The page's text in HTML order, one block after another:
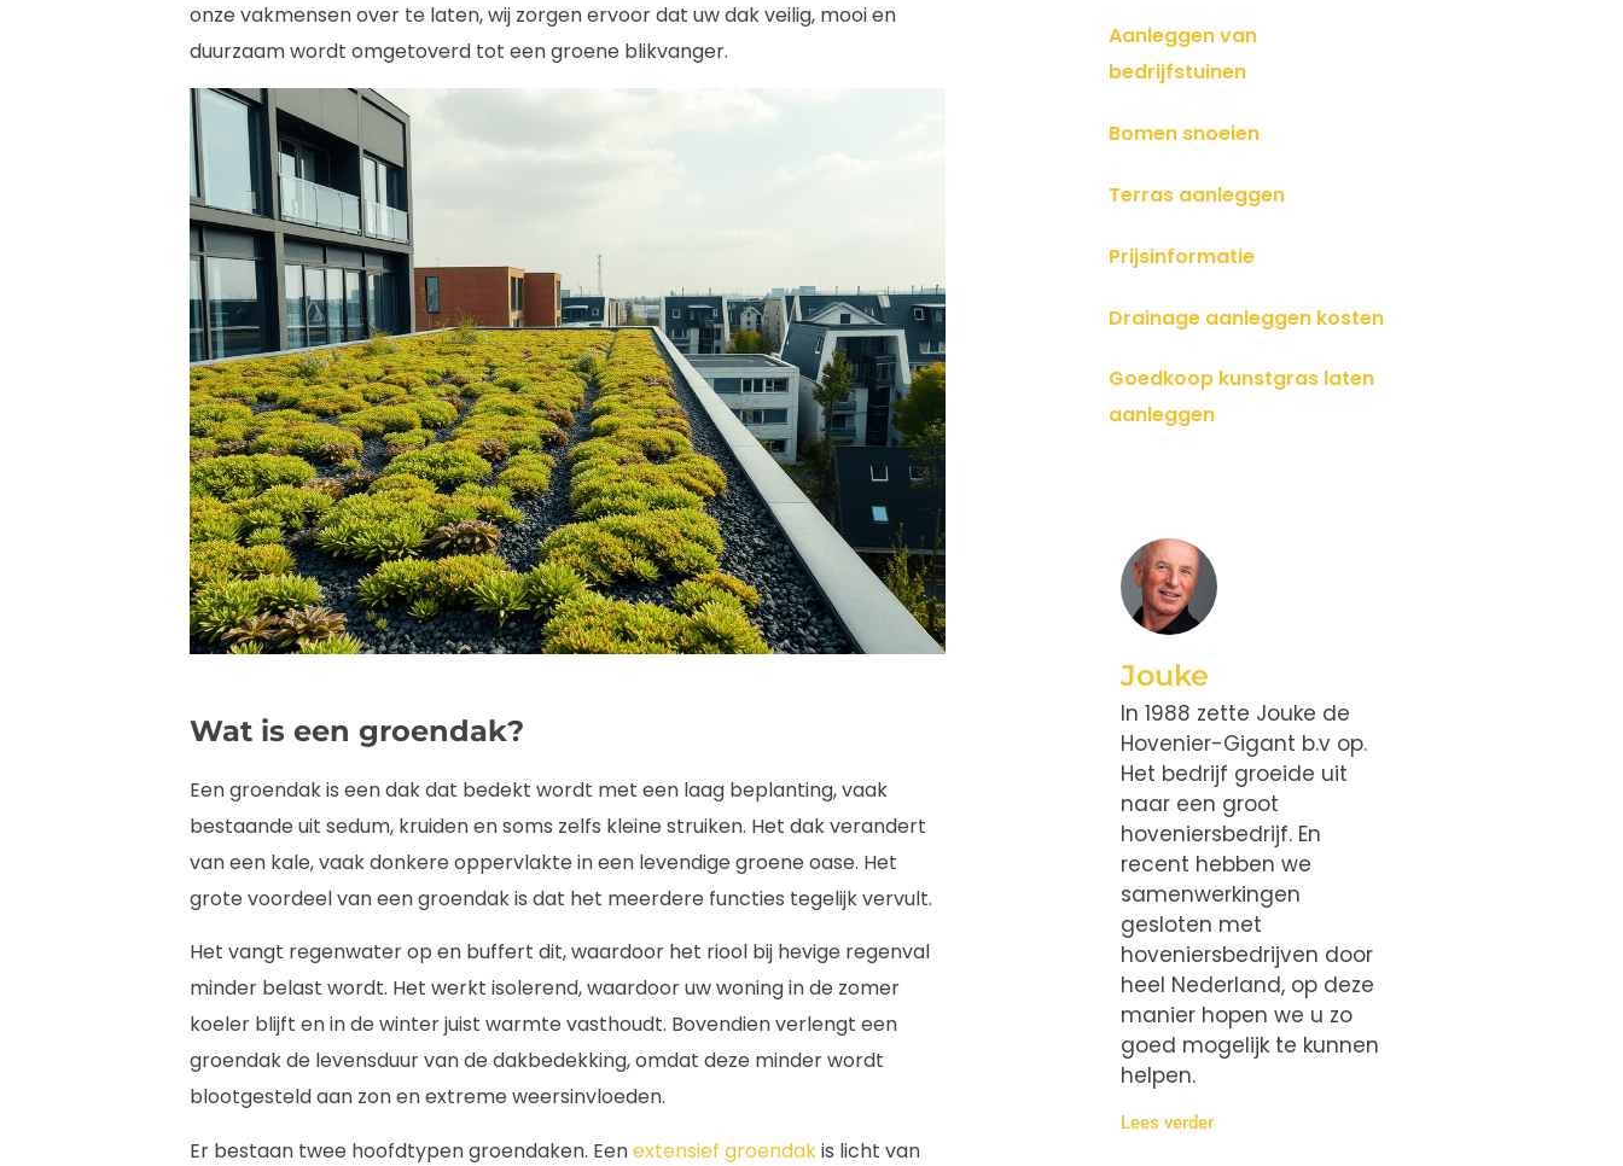
onze vakmensen over te laten, wij zorgen ervoor dat uw dak veilig, mooi en
duurzaam wordt omgetoverd tot een groene blikvanger.
Wat is een groendak?
Een groendak is een dak dat bedekt wordt met een laag beplanting, vaak
bestaande uit sedum, kruiden en soms zelfs kleine struiken. Het dak verandert
van een kale, vaak donkere oppervlakte in een levendige groene oase. Het
grote voordeel van een groendak is dat het meerdere functies tegelijk vervult.
Het vangt regenwater op en buffert dit, waardoor het riool bij hevige regenval
minder belast wordt. Het werkt isolerend, waardoor uw woning in de zomer
koeler blijft en in de winter juist warmte vasthoudt. Bovendien verlengt een
groendak de levensduur van de dakbedekking, omdat deze minder wordt
blootgesteld aan zon en extreme weersinvloeden.
Er bestaan twee hoofdtypen groendaken. Eenextensief groendakis licht van
Aanleggen van
bedrijfstuinen
Bomen snoeien
Terras aanleggen
Prijsinformatie
Drainage aanleggen kosten
Goedkoop kunstgras laten
aanleggen
Jouke
In 1988 zette Jouke de
Hovenier-Gigant b.v op.
Het bedrijf groeide uit
naar een groot
hoveniersbedrijf. En
recent hebben we
samenwerkingen
gesloten met
hoveniersbedrijven door
heel Nederland, op deze
manier hopen we u zo
goed mogelijk te kunnen
helpen.
Lees verder